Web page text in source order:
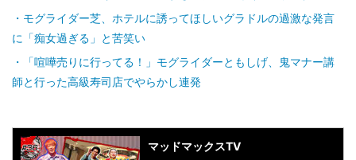
モグライダー芝、ホテルに誘ってほしいグラドルの過激な発言
に「痴女過ぎる」と苦笑い
「喧嘩売りに行ってる！」モグライダーともしげ、鬼マナー講
師と行った高級寿司店でやらかし連発
マッドマックスTV